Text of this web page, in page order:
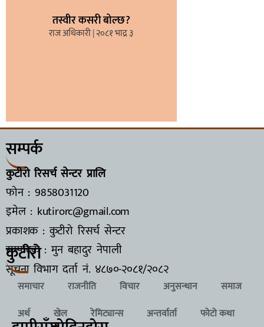
तस्वीर कसरी बोल्छ?
राज अधिकारी २०८१ भाद्र ३
सम्पर्क
कुटीरो रिसर्च सेन्टर प्रालि
फोन : 9858031120
इमेल : kutirorc@gmail.com
प्रकाशक : कुटीरो रिसर्च सेन्टर
सम्पादक : मुन बहादुर नेपाली
सूचना विभाग दर्ता नं. ४८७०-२०८१/२०८२
कुटीरो
समाचार राजनीति विचार अनुसन्धान
समाज
अर्थ
खेल रेमिट्यान्स अन्तर्वार्ता फोटो कथा